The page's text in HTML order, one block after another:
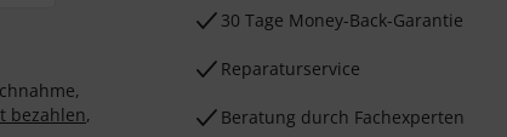
bezahlen,
30 Tage Money-Back-Garantie
Reparaturservice
Beratung durch Fachexperten